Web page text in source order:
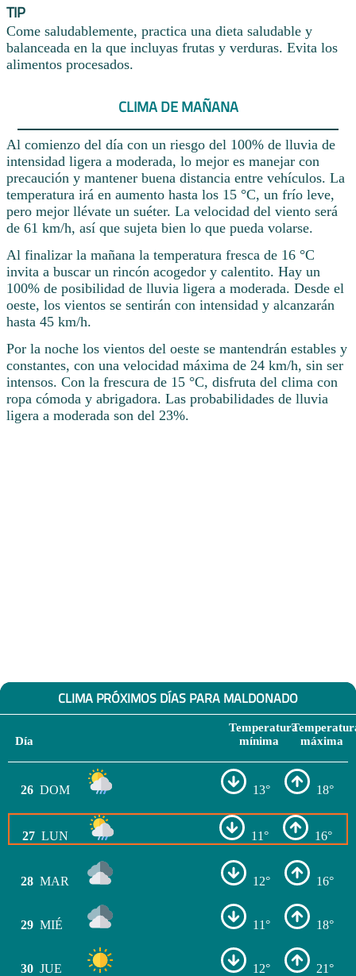
TIP
Come saludablemente, practica una dieta saludable y
balanceada en la que incluyas frutas y verduras. Evita los
alimentos procesados.
CLIMA DE MAÑANA
Al comienzo del día con un riesgo del 100% de lluvia de
intensidad ligera a moderada, lo mejor es manejar con
precaución y mantener buena distancia entre vehículos. La
temperatura irá en aumento hasta los 15 °C, un frío leve,
pero mejor llévate un suéter. La velocidad del viento será
de 61 km/h, así que sujeta bien lo que pueda volarse.
Al finalizar la mañana la temperatura fresca de 16 °C
invita a buscar un rincón acogedor y calentito. Hay un
100% de posibilidad de lluvia ligera a moderada. Desde el
oeste, los vientos se sentirán con intensidad y alcanzarán
hasta 45 km/h.
Por la noche los vientos del oeste se mantendrán estables y
constantes, con una velocidad máxima de 24 km/h, sin ser
intensos. Con la frescura de 15 °C, disfruta del clima con
ropa cómoda y abrigadora. Las probabilidades de lluvia
ligera a moderada son del 23%.
CLIMA PRÓXIMOS DÍAS PARA MALDONADO
Día
Temperatura
mínima
máxima
26 DOM 13° 18°
27 LUN 11° 16°
28 MAR 12° 16°
29 MIÉ 11° 18°
30 JUE 12° 21°